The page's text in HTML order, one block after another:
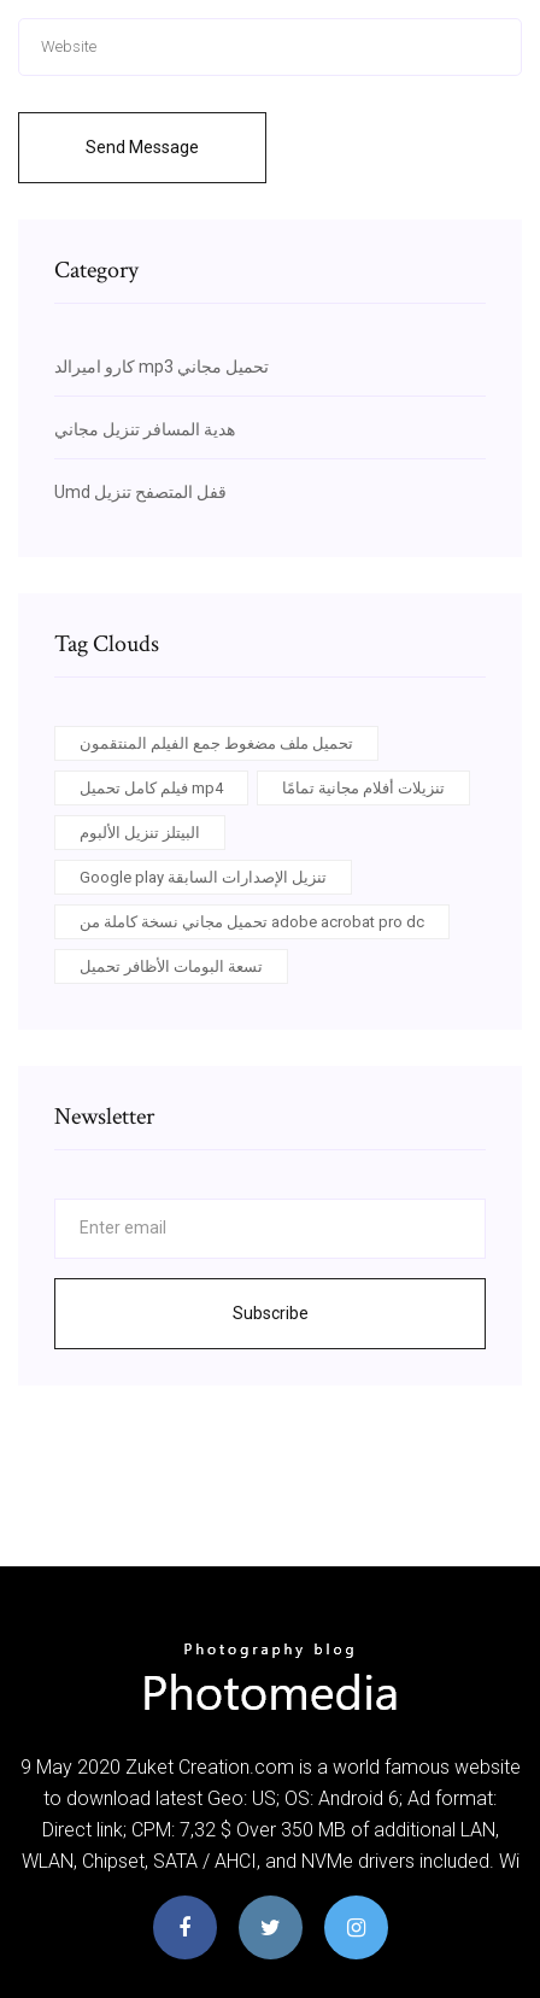
Send Message
Category
كارو اميرالد mp3 تحميل مجاني
هدية المسافر تنزيل مجاني
Umd قفل المتصفح تنزيل
Tag Clouds
تحميل ملف مضغوط جمع الفيلم المنتقمون
فيلم كامل تحميل mp4 تنزيلات أفلام مجانية تمامًا
البيتلز تنزيل الألبوم
Google play تنزيل الإصدارات السابقة
تحميل مجاني نسخة كاملة من adobe acrobat pro dc
تسعة البومات الأظافر تحميل
Newsletter
Subscribe
9 May 2020 Zuket Creation.com is a world famous website
to download latest Geo: US; OS: Android 6; Ad format:
Direct link; CPM: 7,32 $ Over 350 MB of additional LAN,
WLAN, Chipset, SATA / AHCI, and NVMe drivers included. Wi